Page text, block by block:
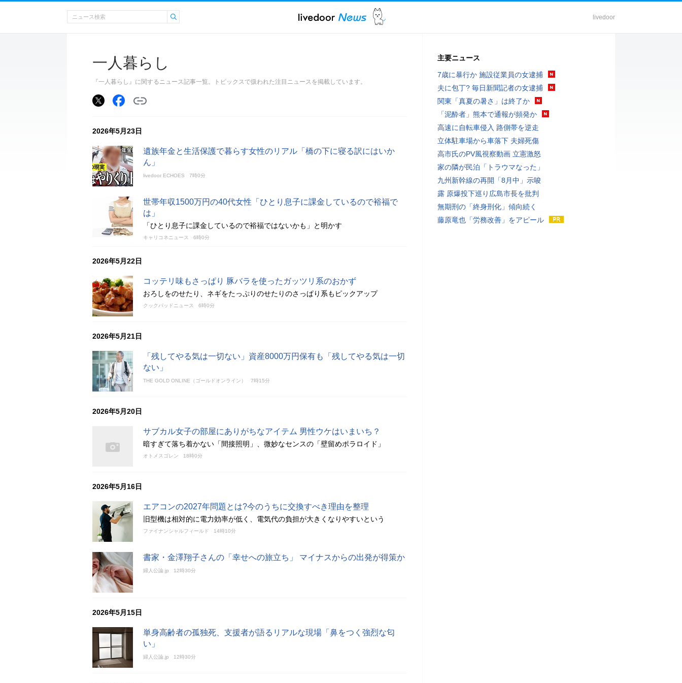
livedoor
一人暮らし
『一人暮らし』に関するニュース記事一覧。トピックスで扱われた注目ニュースを掲載しています。
2026年5月23日
遺族年金と生活保護で暮らす女性のリアル「橋の下に寝る訳にはいか
ん」
livedoor ECHOES 7時0分
世帯年収1500万円の40代女性「ひとり息子に課金しているので裕福で
は」
「ひとり息子に課金しているので裕福ではないかも」と明かす
キャリコネニュース 6時0分
2026年5月22日
コッテリ味もさっぱり 豚バラを使ったガッツリ系のおかず
おろしをのせたり、ネギをたっぷりのせたりのさっぱり系もピックアップ
クックパッドニュース 6時0分
2026年5月21日
「残してやる気は一切ない」資産8000万円保有も「残してやる気は一切
ない」
THE GOLD ONLINE（ゴールドオンライン） 7時15分
2026年5月20日
サブカル女子の部屋にありがちなアイテム 男性ウケはいまいち？
暗すぎて落ち着かない「間接照明」、微妙なセンスの「壁留めポラロイド」
オトメスゴレン 18時0分
2026年5月16日
エアコンの2027年問題とは?今のうちに交換すべき理由を整理
旧型機は相対的に電力効率が低く、電気代の負担が大きくなりやすいという
ファイナンシャルフィールド 14時10分
書家・金澤翔子さんの「幸せへの旅立ち」 マイナスからの出発が得策か
婦人公論.jp 12時30分
2026年5月15日
単身高齢者の孤独死、支援者が語るリアルな現場「鼻をつく強烈な匂
い」
婦人公論.jp 12時30分
主要ニュース
7歳に暴行か 施設従業員の女逮捕
夫に包丁? 毎日新聞記者の女逮捕
関東「真夏の暑さ」は終了か
「泥酔者」熊本で通報が頻発か
高速に自転車侵入 路側帯を逆走
立体駐車場から車落下 夫婦死傷
高市氏のPV風視察動画 立憲激怒
家の隣が民泊「トラウマなった」
九州新幹線の再開「8月中」示唆
露 原爆投下巡り広島市長を批判
無期刑の「終身刑化」傾向続く
藤原竜也「労務改善」をアピール